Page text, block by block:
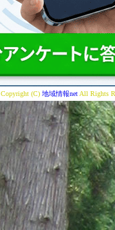
Copyright (C)地域情報netAll Rights